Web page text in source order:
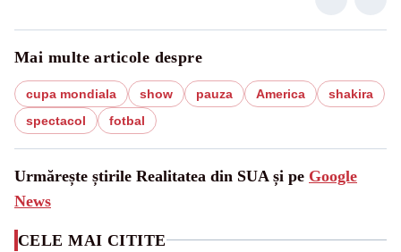
Mai multe articole despre
cupa mondiala show pauza America
shakira
spectacol
fotbal
Urmărește știrile Realitatea din SUA și pe Google
News
CELE MAI CITITE